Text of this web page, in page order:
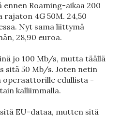
ennen Roaming-aikaa 200
rajaton 4G 50M. 24,50
Nyt sama liittymä
28,90 euroa.
jo 100 Mb/s, mutta täällä
sitä 50 Mb/s. Joten netin
operaattorille edullista -
kalliimmalla.
EU-dataa, mutten sitä